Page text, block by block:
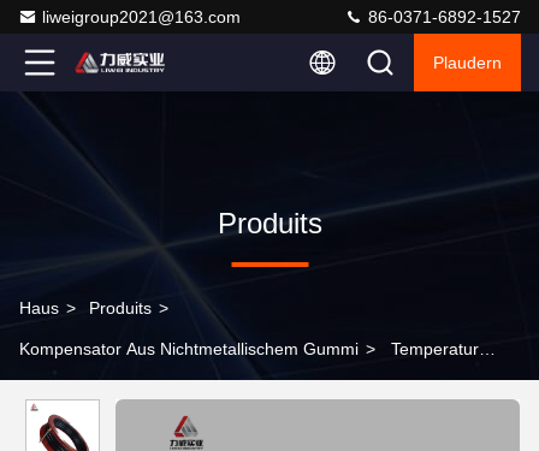
liweigroup2021@163.com 86-0371-6892-1527
Plaudern
Produits
Haus > Produits >
Kompensator Aus Nichtmetallischem Gummi > Temperatur